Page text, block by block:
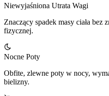
Niewyjaśniona Utrata Wagi
Znaczący spadek masy ciała
fizycznej.
Nocne Poty
Obfite, zlewne poty w nocy,
bielizny.